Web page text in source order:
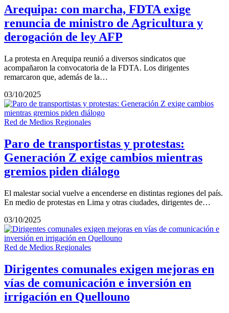
Arequipa: con marcha, FDTA exige
renuncia de ministro de Agricultura y
derogación de ley AFP
La protesta en Arequipa reunió a diversos sindicatos que
acompañaron la convocatoria de la FDTA. Los dirigentes
remarcaron que, además de la…
03/10/2025
Red de Medios Regionales
Paro de transportistas y protestas:
Generación Z exige cambios mientras
gremios piden diálogo
El malestar social vuelve a encenderse en distintas regiones del país.
En medio de protestas en Lima y otras ciudades, dirigentes de…
03/10/2025
Red de Medios Regionales
Dirigentes comunales exigen mejoras en
vías de comunicación e inversión en
irrigación en Quellouno